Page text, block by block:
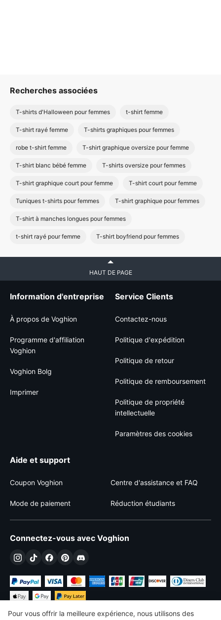
Recherches associées
T-shirts d'Halloween pour femmes t-shirt femme
T-shirt rayé femme T-shirts graphiques pour femmes
robe t-shirt femme T-shirt graphique oversize pour femme
T-shirt blanc bébé femme T-shirts oversize pour femmes
T-shirt graphique court pour femme T-shirt court pour femme
Tuniques t-shirts pour femmes T-shirt graphique pour femmes
T-shirt à manches longues pour femmes
t-shirt rayé pour femme T-shirt boyfriend pour femmes
HAUT DE PAGE
Information d'entreprise
À propos de Voghion
Programme d'affiliation
Voghion
Voghion Bolg
Imprimer
Service Clients
Contactez-nous
Politique d'expédition
Politique de retour
Politique de remboursement
Politique de propriété
intellectuelle
Paramètres des cookies
Aide et support
Coupon Voghion Centre d'assistance et FAQ
Mode de paiement Réduction étudiants
Connectez-vous avec Voghion
Pour vous offrir la meilleure expérience, nous utilisons des